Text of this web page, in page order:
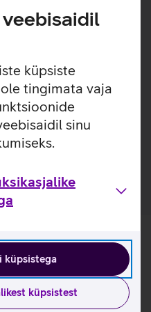
küpsiste
tingimata vaja
sinu
küpsistega
küpsistest
ja kvaliteetne tulemus.
PIXMA MP990.
siit